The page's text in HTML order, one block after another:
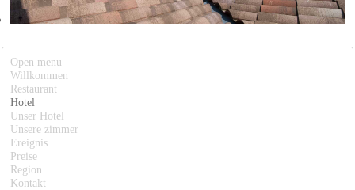
Open menu
Willkommen
Restaurant
Hotel
Unser Hotel
Unsere zimmer
Ereignis
Preise
Region
Kontakt